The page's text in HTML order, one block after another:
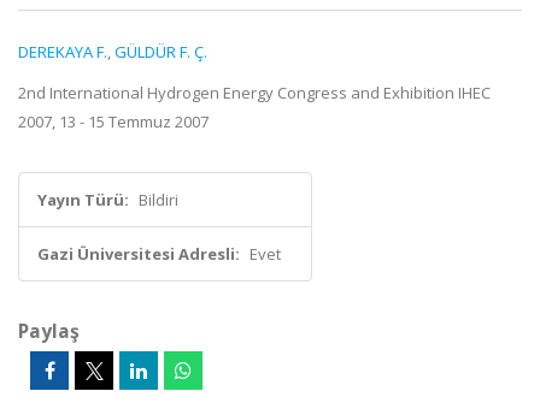
DEREKAYA F.,GÜLDÜR F. Ç.
2nd International Hydrogen Energy Congress and Exhibition IHEC
2007, 13 - 15 Temmuz 2007
Yayın Türü: Bildiri
Gazi Üniversitesi Adresli: Evet
Paylaş